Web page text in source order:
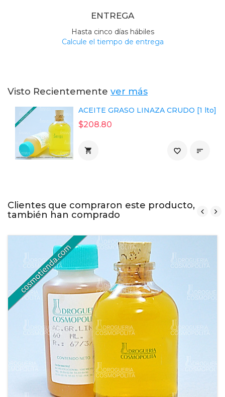
ENTREGA
Hasta cinco días hábiles
Calcule el tiempo de entrega
Visto Recientemente ver más
ACEITE GRASO LINAZA CRUDO [1 lto]
$208.80
 
favorite_border
Clientes que compraron este producto,
también han comprado